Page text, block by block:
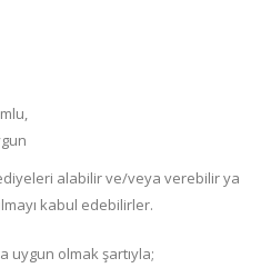
alabilir ve/veya verebilir ya
kabul edebilirler.
uygun olmak şartıyla;